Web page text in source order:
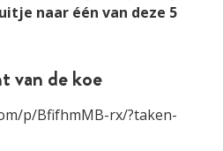
naar één van deze 5
van de koe
p/BfifhmMB-rx/?taken-